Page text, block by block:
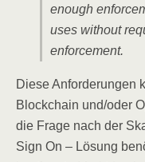
enough
uses wit­hout
enforcement.
Die­se Anfor­de­run­gen
Block­chain und/​oder
die Fra­ge nach der
Sign On – Lösung